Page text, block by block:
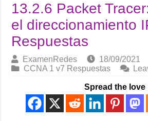
13.2.6 Packet
el direccionamiento
Respuestas
ExamenRedes
18/09/2021
CCNA 1 v7 Respuestas
Spread the love